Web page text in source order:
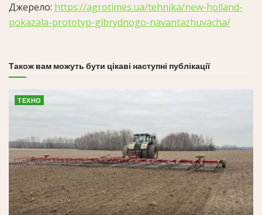
Джерело: https://agrotimes.ua/tehnika/new-holland-
pokazala-prototyp-gibrydnogo-navantazhuvacha/
Також вам можуть бути цікаві наступні публікації
ТЕХНО